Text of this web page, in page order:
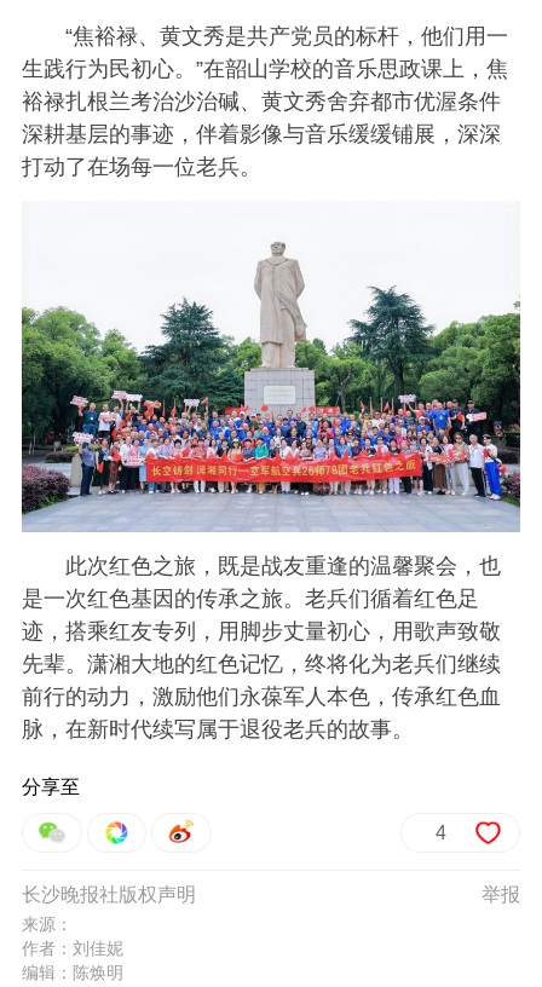
“焦裕禄、黄文秀是共产党员的标杆，他们用一
生践行为民初心。”在韶山学校的音乐思政课上，焦
裕禄扎根兰考治沙治碱、黄文秀舍弃都市优渥条件
深耕基层的事迹，伴着影像与音乐缓缓铺展，深深
打动了在场每一位老兵。
此次红色之旅，既是战友重逢的温馨聚会，也
是一次红色基因的传承之旅。老兵们循着红色足
迹，搭乘红友专列，用脚步丈量初心，用歌声致敬
先辈。潇湘大地的红色记忆，终将化为老兵们继续
前行的动力，激励他们永葆军人本色，传承红色血
脉，在新时代续写属于退役老兵的故事。
分享至
4
举报
长沙晚报社版权声明
来源：
作者：刘佳妮
编辑：陈焕明